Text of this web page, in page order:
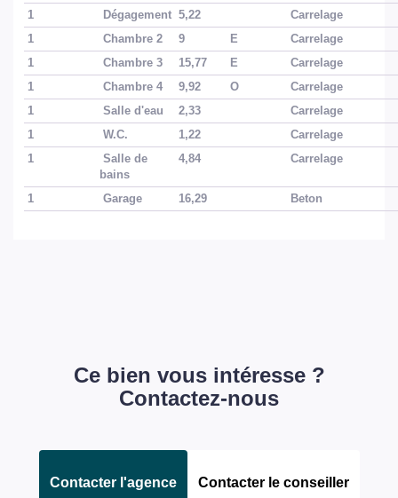
1
Dégagement 5,22
Carrelage
1
Chambre 2 9 E
Carrelage
1
Chambre 3 15,77 E
Carrelage
1
Chambre 4 9,92 O
Carrelage
1
Salle d'eau 2,33
Carrelage
1
W.C. 1,22
Carrelage
1
Salle de
bains
4,84 Carrelage
1 Garage 16,29 Beton
Ce bien vous intéresse ?
Contactez-nous
Contacter l'agence Contacter le conseiller